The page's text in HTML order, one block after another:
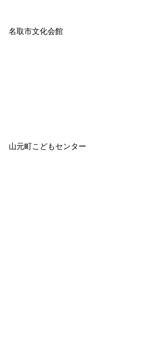
名取市文化会館
山元町こどもセンター